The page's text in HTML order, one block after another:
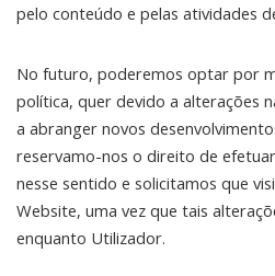
pelo conteúdo e pelas atividades
No futuro, poderemos optar por
política, quer devido a alterações
a abranger novos
reservamo-nos o direito de
nesse sentido e solicitamos que
Website, uma vez que tais
enquanto Utilizador.